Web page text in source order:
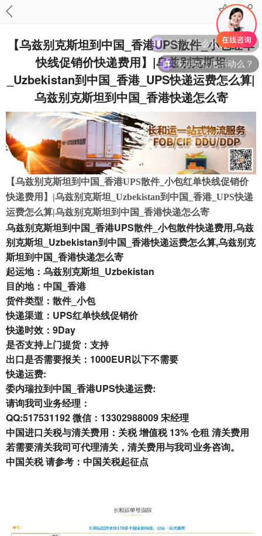
【乌兹别克斯坦到中国_香港UPS散件_小包红单
快线促销价快递费用】|乌兹别克斯坦
_Uzbekistan到中国_香港_UPS快递运费怎么算|
乌兹别克斯坦到中国_香港快递怎么寄
【乌兹别克斯坦到中国_香港UPS散件_小包红单快线促销价
快递费用】|乌兹别克斯坦_Uzbekistan到中国_香港_UPS快递
运费怎么算|乌兹别克斯坦到中国_香港快递怎么寄
乌兹别克斯坦到中国_香港UPS散件_小包散件快递费用,乌兹
别克斯坦_Uzbekistan到中国_香港快递运费怎么算,乌兹别克
斯坦到中国_香港快递怎么寄
起运地：乌兹别克斯坦_Uzbekistan
目的地：中国_香港
货件类型：散件_小包
快递渠道：UPS红单快线促销价
快递时效：9Day
是否支持上门提货：支持
出口是否需要报关：1000EUR以下不需要
快递运费:
委内瑞拉到中国_香港UPS快递运费:
请询我司业务经理：
QQ:517531192 微信：13302988009 宋经理
中国进口关税与清关费用：关税 增值税 13% 仓租 清关费用
若需要清关我司可代理清关，清关费用与我司业务咨询。
中国关税 请参考： 中国关税起征点
现在有优惠活动么？